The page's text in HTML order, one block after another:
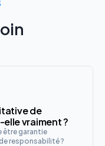
de
vraiment ?
être garantie
responsabilité ?